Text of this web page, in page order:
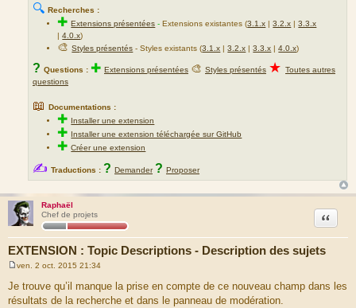
🔍 Recherches :
✚Extensions présentées -Extensions existantes (3.1.x |3.2.x |3.3.x
|4.0.x)
🎨Styles présentés - Styles existants (3.1.x |3.2.x |3.3.x |4.0.x)
? Questions : ✚ Extensions présentées 🎨 Styles présentés ★ Toutes autres
questions
📖 Documentations :
✚ Installer une extension
✚ Installer une extension téléchargée sur GitHub
✚Créer une extension
✍ Traductions : ? Demander ? Proposer
Raphaël
Chef de projets
EXTENSION : Topic Descriptions - Description des sujets
Citation
s
s
ven. 2 oct. 2015 21:34
Je trouve qu’il manque la prise en compte de ce nouveau champ dans les
résultats de la recherche et dans le panneau de modération.